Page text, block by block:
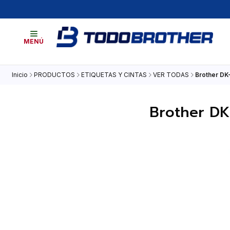
MENÚ
Inicio PRODUCTOS ETIQUETAS Y CINTAS VER TODAS Brother
Brother